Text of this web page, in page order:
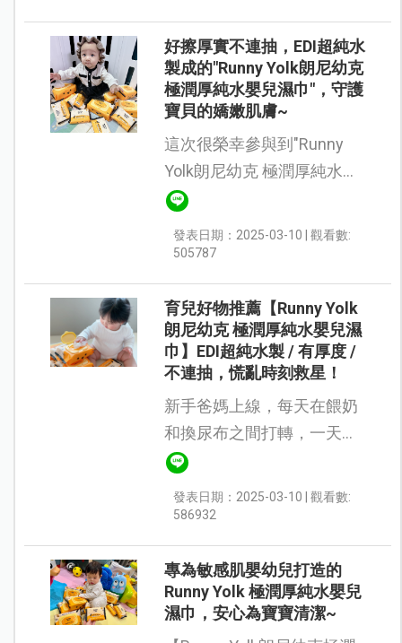
用過很多...
好擦厚實不連抽，EDI超純水
製成的"Runny Yolk朗尼幼克
極潤厚純水嬰兒濕巾"，守護
寶貝的嬌嫩肌膚~
這次很榮幸參與到"Runny
Yolk朗尼幼克 極潤厚純水嬰
兒濕巾"的體驗活動，除了填
完基本資料後，隔天馬上就
收到產品很快速外，產品部
發表日期：2025-03-10 | 觀看數:
505787
育兒好物推薦【Runny Yolk
朗尼幼克 極潤厚純水嬰兒濕
巾】EDI超純水製 / 有厚度 /
不連抽，慌亂時刻救星！
新手爸媽上線，每天在餵奶
和換尿布之間打轉，一天下
來至少要替寶寶換7-8次尿
布，因此與寶寶嬌嫩皮膚接
觸的濕紙巾品質尤其重要，
1.是否...
發表日期：2025-03-10 | 觀看數:
586932
專為敏感肌嬰幼兒打造的
Runny Yolk 極潤厚純水嬰兒
濕巾，安心為寶寶清潔~